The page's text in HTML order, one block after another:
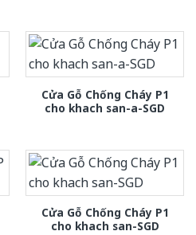
Cửa Gỗ Chống Cháy P1
cho khach san-a-SGD
Cửa Gỗ Chống Cháy P1
cho khach san-SGD